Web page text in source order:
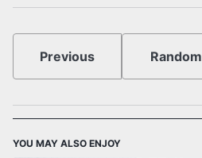
Previous Random
YOU MAY ALSO ENJOY